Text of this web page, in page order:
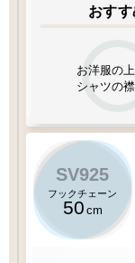
おすす
お洋服の
シャツの
SV925
フックチェーン
50 cm